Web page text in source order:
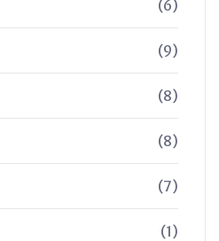
(6)
(9)
(8)
(8)
(7)
(1)